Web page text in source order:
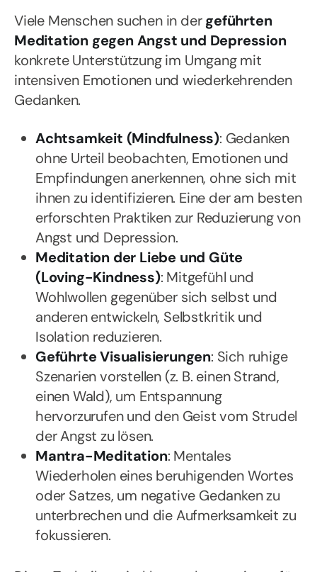
Viele Menschen suchen in dergeführten
Meditation gegen Angst und Depression
konkrete Unterstützung im Umgang mit
intensiven Emotionen und wiederkehrenden
Gedanken.
Achtsamkeit (Mindfulness): Gedanken
ohne Urteil beobachten, Emotionen und
Empfindungen anerkennen, ohne sich mit
ihnen zu identifizieren. Eine der am besten
erforschten Praktiken zur Reduzierung von
Angst und Depression.
Meditation der Liebe und Güte
(Loving-Kindness): Mitgefühl und
Wohlwollen gegenüber sich selbst und
anderen entwickeln, Selbstkritik und
Isolation reduzieren.
Geführte Visualisierungen: Sich ruhige
Szenarien vorstellen (z. B. einen Strand,
einen Wald), um Entspannung
hervorzurufen und den Geist vom Strudel
der Angst zu lösen.
Mantra-Meditation: Mentales
Wiederholen eines beruhigenden Wortes
oder Satzes, um negative Gedanken zu
unterbrechen und die Aufmerksamkeit zu
fokussieren.